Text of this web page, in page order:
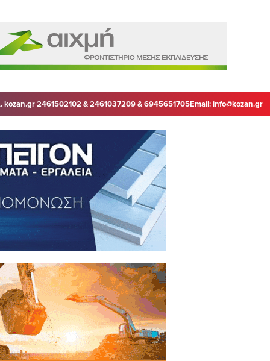
kozan.gr 2461502102 & 2461037209 & 6945651705Email:info@kozan.gr